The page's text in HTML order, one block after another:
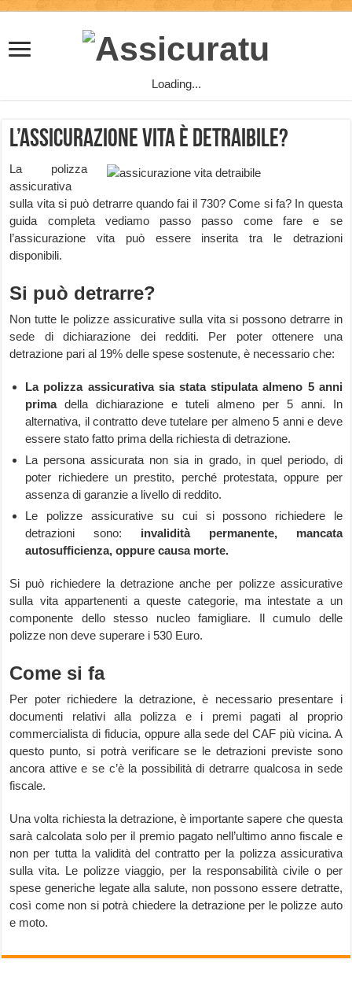
Loading...
L’assicurazione vita è detraibile?
La polizza
assicurativa
sulla vita si può detrarre quando fai il 730? Come si fa? In questa
guida completa vediamo passo passo come fare e se
l’assicurazione vita può essere inserita tra le detrazioni
disponibili.
Si può detrarre?
Non tutte le polizze assicurative sulla vita si possono detrarre in
sede di dichiarazione dei redditi. Per poter ottenere una
detrazione pari al 19% delle spese sostenute, è necessario che:
La polizza assicurativa sia stata stipulata almeno 5 anni
primadella dichiarazione e tuteli almeno per 5 anni. In
alternativa, il contratto deve tutelare per almeno 5 anni e deve
essere stato fatto prima della richiesta di detrazione.
La persona assicurata non sia in grado, in quel periodo, di
poter richiedere un prestito, perché protestata, oppure per
assenza di garanzie a livello di reddito.
Le polizze assicurative su cui si possono richiedere le
detrazioni sono: invalidità permanente, mancata
autosufficienza, oppure causa morte.
Si può richiedere la detrazione anche per polizze assicurative
sulla vita appartenenti a queste categorie, ma intestate a un
componente dello stesso nucleo famigliare. Il cumulo delle
polizze non deve superare i 530 Euro.
Come si fa
Per poter richiedere la detrazione, è necessario presentare i
documenti relativi alla polizza e i premi pagati al proprio
commercialista di fiducia, oppure alla sede del CAF più vicina. A
questo punto, si potrà verificare se le detrazioni previste sono
ancora attive e se c’è la possibilità di detrarre qualcosa in sede
fiscale.
Una volta richiesta la detrazione, è importante sapere che questa
sarà calcolata solo per il premio pagato nell’ultimo anno fiscale e
non per tutta la validità del contratto per la polizza assicurativa
sulla vita. Le polizze viaggio, per la responsabilità civile o per
spese generiche legate alla salute, non possono essere detratte,
così come non si potrà chiedere la detrazione per le polizze auto
e moto.